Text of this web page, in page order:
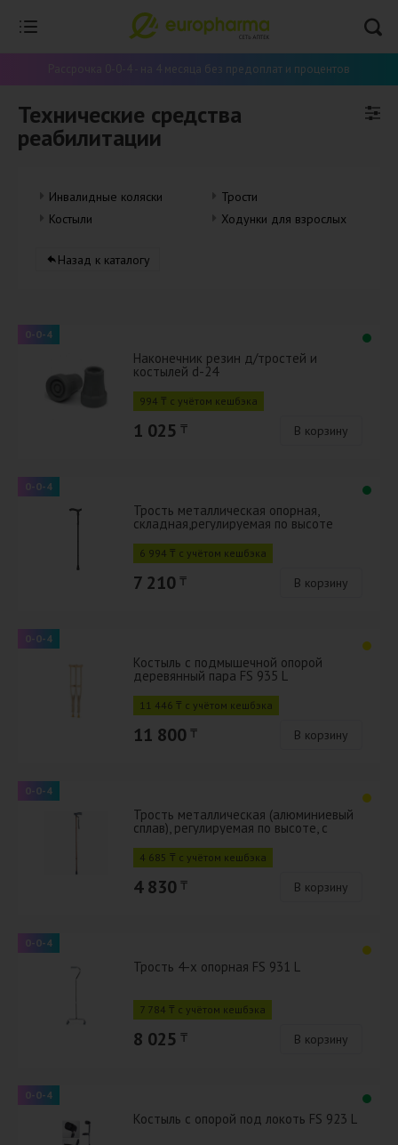
Рассрочка 0-0-4 - на 4 месяца без предоплат и процентов
Технические средства
реабилитации
Инвалидные коляски
Костыли
Трости
Ходунки для взрослых
Назад к каталогу
0-0-4
Наконечник резин д/тростей и
костылей d-24
994 ₸ с учётом кешбэка
1 025 ₸ В корзину
0-0-4
Трость металлическая опорная,
складная,регулируемая по высоте
6 994 ₸ с учётом кешбэка
7 210 ₸ В корзину
0-0-4
Костыль с подмышечной опорой
деревянный пара FS 935 L
11 446 ₸ с учётом кешбэка
11 800 ₸ В корзину
0-0-4
Трость металлическая (алюминиевый
сплав), регулируемая по высоте, с
4 685 ₸ с учётом кешбэка
4 830 ₸ В корзину
0-0-4
Трость 4-х опорная FS 931 L
7 784 ₸ с учётом кешбэка
8 025 ₸ В корзину
0-0-4
Костыль с опорой под локоть FS 923 L